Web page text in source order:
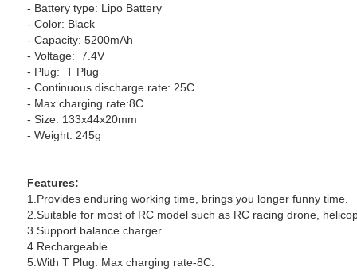
- Battery type: Lipo Battery
- Color: Black
- Capacity: 5200mAh
- Voltage: 7.4V
- Plug: T Plug
- Continuous discharge rate: 25C
- Max charging rate:8C
- Size: 133x44x20mm
- Weight: 245g
Features:
1.Provides enduring working time, brings you longer funny time.
2.Suitable for most of RC model such as RC racing drone,
3.Support balance charger.
4.Rechargeable.
5.With T Plug. Max charging rate-8C.